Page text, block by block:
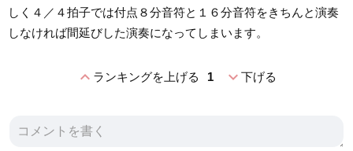
しく４／４拍子では付点８分音符と１６分音符をきちんと演奏
しなければ間延びした演奏になってしまいます。
expand_lessランキングを上げる 1 expand_more下げる